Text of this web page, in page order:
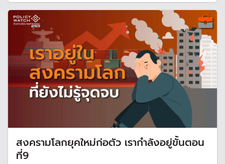
ทองคำโลก เผยตลาดเผชิญกับแรงเทขายอย่างหนักจนเกิน
ปัจจัยพื้นฐาน คนเริ่มถือเงินสด หาจังหวะลงทุนสินทรัพย์อื่น
สงครามโลกยุคใหม่ก่อตัว เรากำลังอยู่ขั้นตอน
ที่9